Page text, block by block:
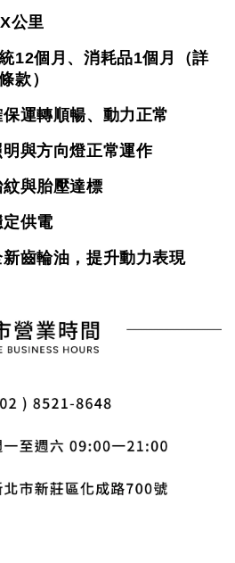
公里
12個月、消耗品1個月（詳
款）
運轉順暢、動力正常
與方向燈正常運作
與胎壓達標
供電
齒輪油，提升動力表現